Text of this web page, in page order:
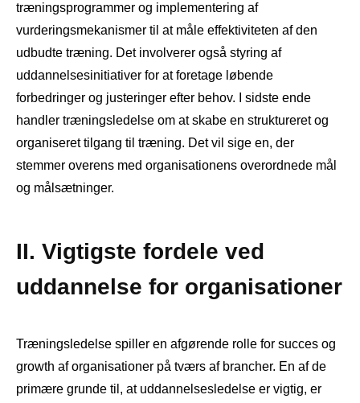
træningsprogrammer og implementering af
vurderingsmekanismer til at måle effektiviteten af ​​den
udbudte træning. Det involverer også styring af
uddannelsesinitiativer for at foretage løbende
forbedringer og justeringer efter behov. I sidste ende
handler træningsledelse om at skabe en struktureret og
organiseret tilgang til træning. Det vil sige en, der
stemmer overens med organisationens overordnede mål
og målsætninger.
II. Vigtigste fordele ved
uddannelse for organisationer
Træningsledelse spiller en afgørende rolle for succes og
growth af organisationer på tværs af brancher. En af de
primære grunde til, at uddannelsesledelse er vigtig, er